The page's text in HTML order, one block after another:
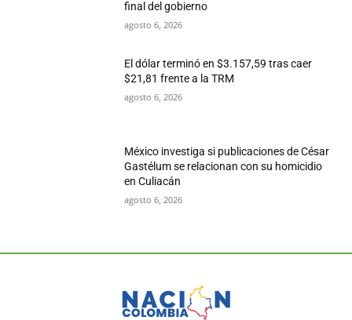
final del gobierno
agosto 6, 2026
El dólar terminó en $3.157,59 tras caer
$21,81 frente a la TRM
agosto 6, 2026
México investiga si publicaciones de César
Gastélum se relacionan con su homicidio
en Culiacán
agosto 6, 2026